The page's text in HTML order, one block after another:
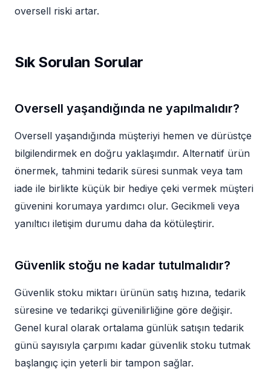
oversell riski artar.
Sık Sorulan Sorular
Oversell yaşandığında ne yapılmalıdır?
Oversell yaşandığında müşteriyi hemen ve dürüstçe
bilgilendirmek en doğru yaklaşımdır. Alternatif ürün
önermek, tahmini tedarik süresi sunmak veya tam
iade ile birlikte küçük bir hediye çeki vermek müşteri
güvenini korumaya yardımcı olur. Gecikmeli veya
yanıltıcı iletişim durumu daha da kötüleştirir.
Güvenlik stoğu ne kadar tutulmalıdır?
Güvenlik stoku miktarı ürünün satış hızına, tedarik
süresine ve tedarikçi güvenilirliğine göre değişir.
Genel kural olarak ortalama günlük satışın tedarik
günü sayısıyla çarpımı kadar güvenlik stoku tutmak
başlangıç için yeterli bir tampon sağlar.